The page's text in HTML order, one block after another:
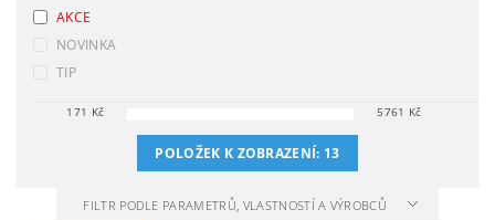
AKCE
NOVINKA
TIP
171 Kč 5761 Kč
POLOŽEK K ZOBRAZENÍ: 13
FILTR PODLE PARAMETRŮ, VLASTNOSTÍ A VÝROBCŮ